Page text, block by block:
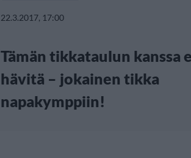
22.3.2017, 17:00
Tämän tikkataulun kanssa
hävitä – jokainen tikka
napakymppiin!